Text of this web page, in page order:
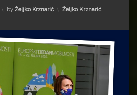
by Željko Krznarić Kategorije:
Željko Krznarić